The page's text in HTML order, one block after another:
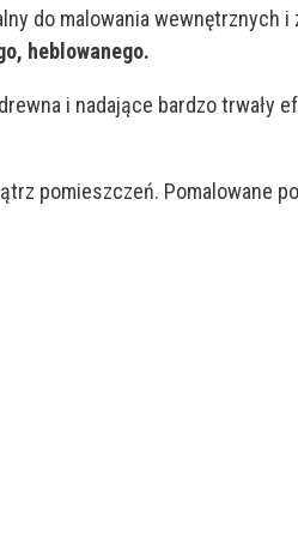
do malowania
heblowanego.
i nadające bardzo
pomieszczeń. Pomalowane